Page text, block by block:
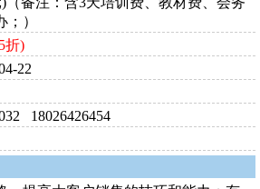
）
折)
22
18026426454